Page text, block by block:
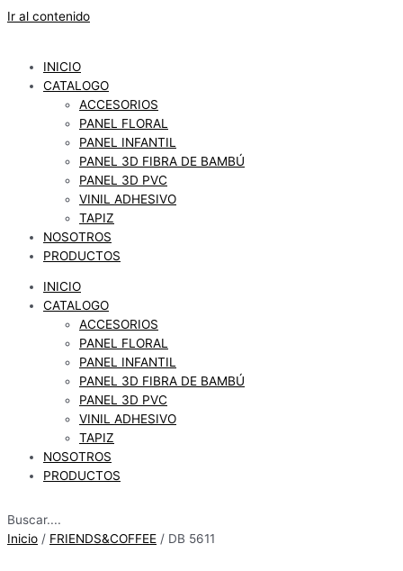
Ir al contenido
INICIO
CATALOGO
ACCESORIOS
PANEL FLORAL
PANEL INFANTIL
PANEL 3D FIBRA DE BAMBÚ
PANEL 3D PVC
VINIL ADHESIVO
TAPIZ
NOSOTROS
PRODUCTOS
INICIO
CATALOGO
ACCESORIOS
PANEL FLORAL
PANEL INFANTIL
PANEL 3D FIBRA DE BAMBÚ
PANEL 3D PVC
VINIL ADHESIVO
TAPIZ
NOSOTROS
PRODUCTOS
Buscar....
Inicio / FRIENDS&COFFEE / DB 5611